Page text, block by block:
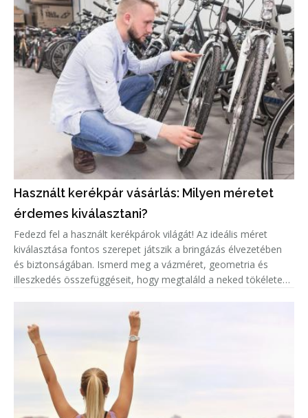
Használt kerékpár vásárlás: Milyen méretet
érdemes kiválasztani?
Fedezd fel a használt kerékpárok világát! Az ideális méret
kiválasztása fontos szerepet játszik a bringázás élvezetében
és biztonságában. Ismerd meg a vázméret, geometria és
illeszkedés összefüggéseit, hogy megtaláld a neked tökéletes